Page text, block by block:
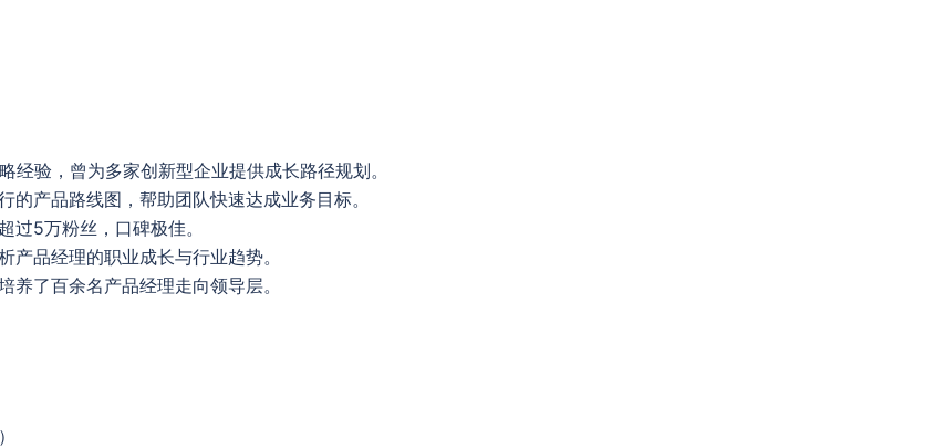
经验，曾为多家创新型企业提供成长路径规划。
的产品路线图，帮助团队快速达成业务目标。
过5万粉丝，口碑极佳。
产品经理的职业成长与行业趋势。
养了百余名产品经理走向领导层。